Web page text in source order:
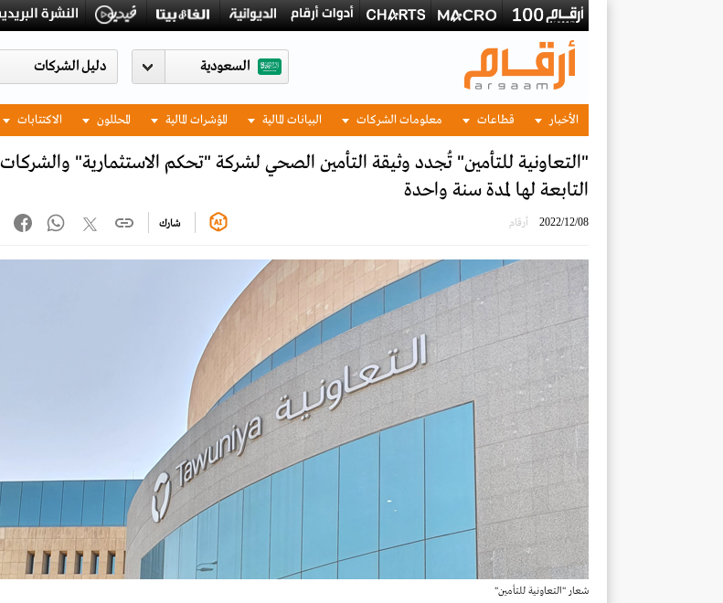
السعودية
الأخبار قطاعات معلومات الشركات البيانات المالية المؤشرات المالية المحللون الاكتتابات
"التعاونية للتأمين" تُجدد وثيقة التأمين الصحي لشركة "تحكم الاستثمارية" والشركات
التابعة لها لمدة سنة واحدة
2022/12/08 أرقام شارك
شعار "التعاونية للتأمين"